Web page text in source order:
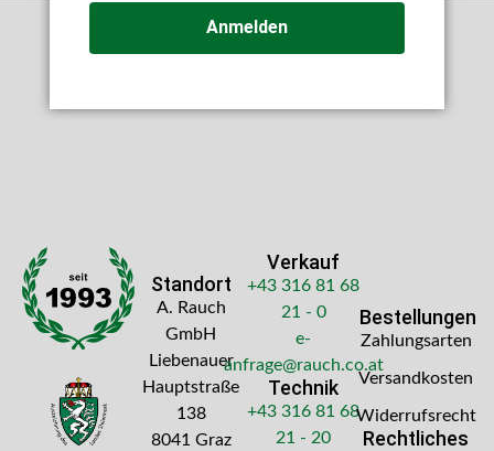
Anmelden
Standort
A. Rauch
GmbH
Liebenauer
Hauptstraße
138
8041 Graz
Verkauf
+43 316 81 68
21 - 0
e-
anfrage@rauch.co.at
Technik
+43 316 81 68
21 - 20
Bestellungen
Zahlungsarten
Versandkosten
Widerrufsrecht
Rechtliches